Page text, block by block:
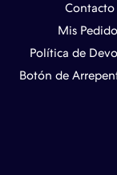
Contacto
Mis
Política de
Botón de